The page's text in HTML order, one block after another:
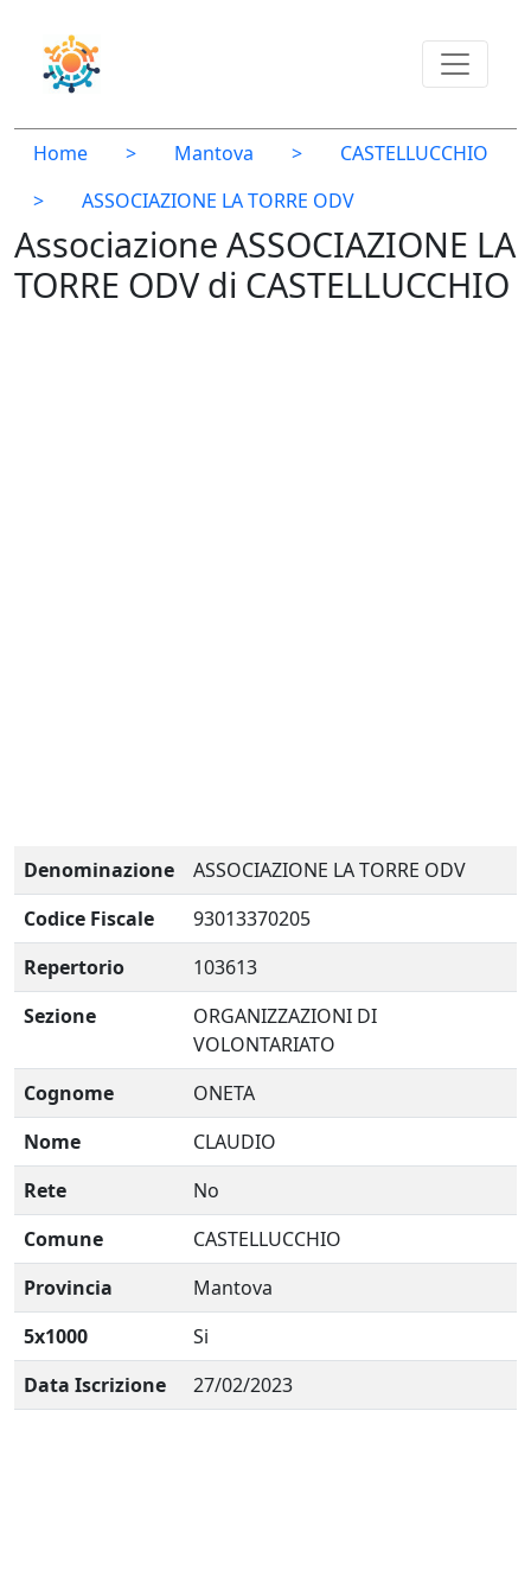
Home > Mantova >
CASTELLUCCHIO
>
ASSOCIAZIONE LA TORRE ODV
Associazione ASSOCIAZIONE LA
TORRE ODV di CASTELLUCCHIO
Denominazione
ASSOCIAZIONE LA TORRE ODV
Codice Fiscale
93013370205
Repertorio
103613
Sezione
ORGANIZZAZIONI DI
VOLONTARIATO
Cognome
ONETA
Nome
CLAUDIO
Rete
No
Comune
CASTELLUCCHIO
Provincia
Mantova
5x1000
Si
Data Iscrizione
27/02/2023